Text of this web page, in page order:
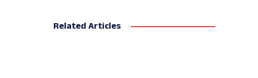
Related Articles